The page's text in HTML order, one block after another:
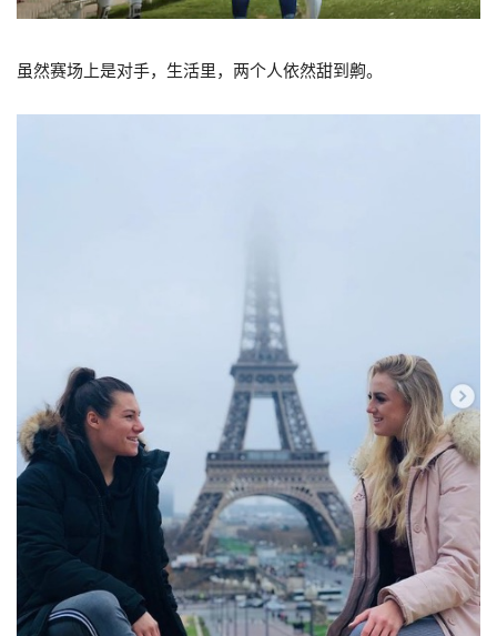
虽然赛场上是对手，生活里，两个人依然甜到齁。